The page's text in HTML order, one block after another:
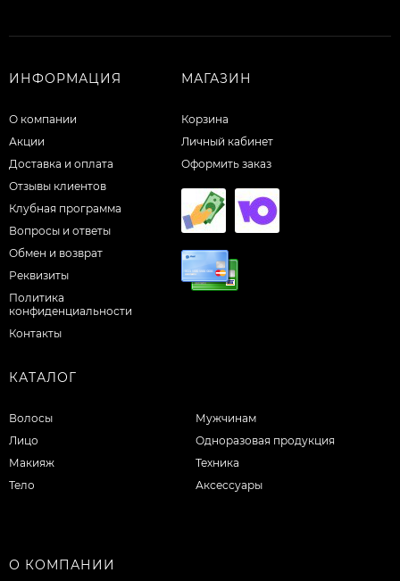
ИНФОРМАЦИЯ
О компании
Акции
Доставка и оплата
Отзывы клиентов
Клубная программа
Вопросы и ответы
Обмен и возврат
Реквизиты
Политика
конфиденциальности
Контакты
МАГАЗИН
Корзина
Личный кабинет
Оформить заказ
КАТАЛОГ
Волосы
Лицо
Макияж
Тело
Мужчинам
Одноразовая продукция
Техника
Аксессуары
О КОМПАНИИ